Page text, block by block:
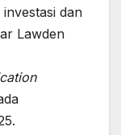
dan
Lawden